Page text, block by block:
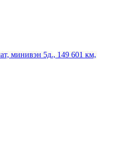
минивэн 5д., 149 601 км,